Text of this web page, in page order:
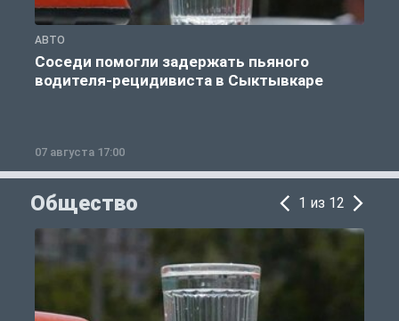
АВТО
Соседи помогли задержать пьяного
водителя-рецидивиста в Сыктывкаре
07 августа 17:00
Общество 1 из 12